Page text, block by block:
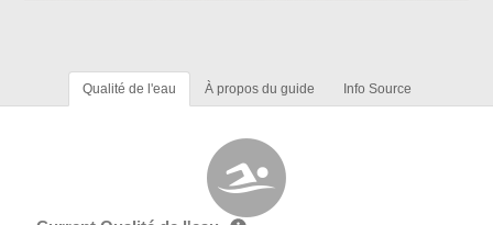
Qualité de l'eau À propos du guide Info Source